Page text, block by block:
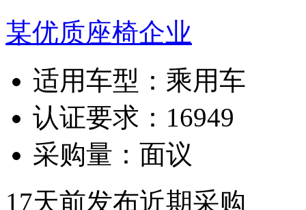
某优质座椅企业
适用车型： 乘用车
认证要求： 16949
采购量： 面议
17天前发布近期采购